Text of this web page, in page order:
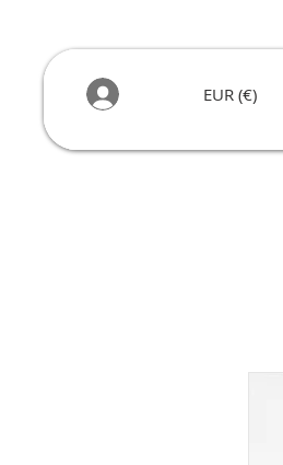
EUR (€)